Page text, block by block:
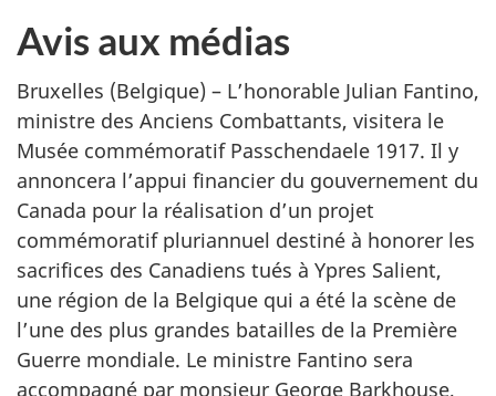
Avis aux médias
Bruxelles (Belgique) – L’honorable Julian Fantino,
ministre des Anciens Combattants, visitera le
Musée commémoratif Passchendaele 1917. Il y
annoncera l’appui financier du gouvernement du
Canada pour la réalisation d’un projet
commémoratif pluriannuel destiné à honorer les
sacrifices des Canadiens tués à Ypres Salient,
une région de la Belgique qui a été la scène de
l’une des plus grandes batailles de la Première
Guerre mondiale. Le ministre Fantino sera
accompagné par monsieur George Barkhouse,